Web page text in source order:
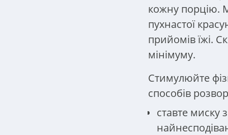
кожну порцію.
пухнастої
прийомів їжі.
мінімуму.
Стимулюйте
способів
ставте миску